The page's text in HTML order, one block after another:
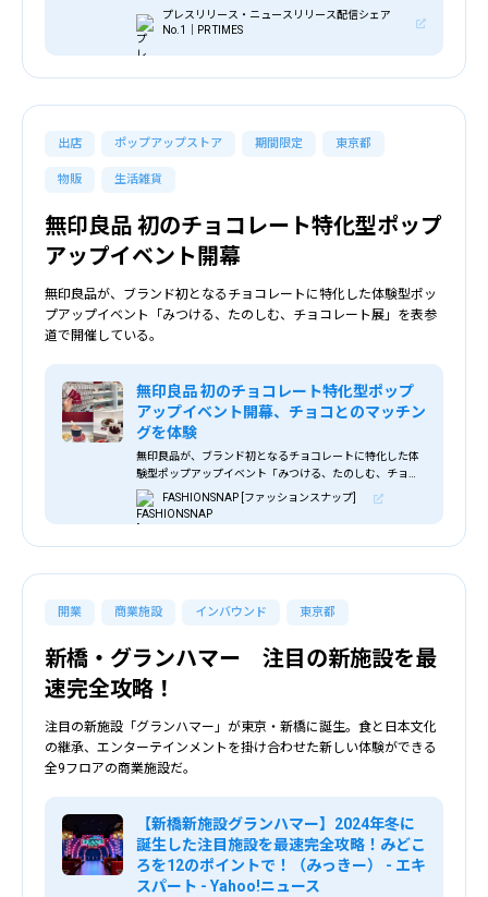
リテール施設「バンダイナムコ Cross Store」2025年春 3店
舗オープン
プレスリリース・ニュースリリース配信シェア
No.1｜PR TIMES
出店 ポップアップストア 期間限定 東京都
物販 生活雑貨
無印良品 初のチョコレート特化型ポップ
アップイベント開幕
無印良品が、ブランド初となるチョコレートに特化した体験型ポッ
プアップイベント「みつける、たのしむ、チョコレート展」を表参
道で開催している。
無印良品 初のチョコレート特化型ポップ
アップイベント開幕、チョコとのマッチン
グを体験
無印良品が、ブランド初となるチョコレートに特化した体
験型ポップアップイベント「みつける、たのしむ、チョコ
レート展」を表参道で開催している。初日の開店に先駆け
て、ポップアップ店内の様子がメディア向けに公開され
た。
FASHIONSNAP [ファッションスナップ]
開業 商業施設 インバウンド 東京都
新橋・グランハマー 注目の新施設を最
速完全攻略！
注目の新施設「グランハマー」が東京・新橋に誕生。食と日本文化
の継承、エンターテインメントを掛け合わせた新しい体験ができる
全9フロアの商業施設だ。
【新橋新施設グランハマー】2024年冬に
誕生した注目施設を最速完全攻略！みどこ
ろを12のポイントで！（みっきー） - エキ
スパート - Yahoo!ニュース